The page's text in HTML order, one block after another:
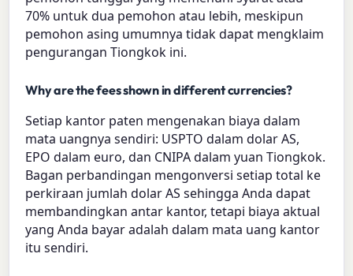
70% untuk dua pemohon atau lebih, meskipun
pemohon asing umumnya tidak dapat mengklaim
pengurangan Tiongkok ini.
Why are the fees shown in different currencies?
Setiap kantor paten mengenakan biaya dalam
mata uangnya sendiri: USPTO dalam dolar AS,
EPO dalam euro, dan CNIPA dalam yuan Tiongkok.
Bagan perbandingan mengonversi setiap total ke
perkiraan jumlah dolar AS sehingga Anda dapat
membandingkan antar kantor, tetapi biaya aktual
yang Anda bayar adalah dalam mata uang kantor
itu sendiri.